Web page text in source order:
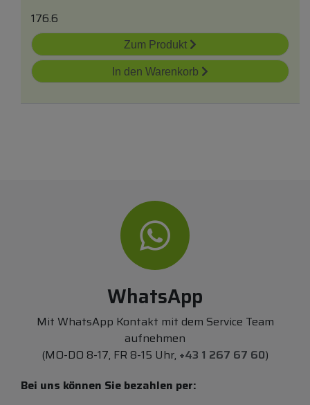
176.6
Zum Produkt
In den Warenkorb
WhatsApp
Mit WhatsApp Kontakt mit dem Service Team
aufnehmen
(MO-DO 8-17, FR 8-15 Uhr, +43 1 267 67 60)
Bei uns können Sie bezahlen per: